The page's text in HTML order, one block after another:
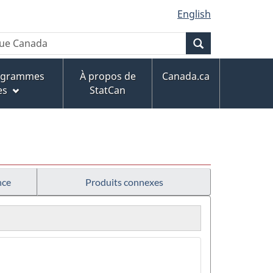
English
À propos de
StatCan
Canada.ca
Produits connexes